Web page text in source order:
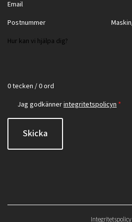
0 tecken / 0 ord
Jag godkännerintegritetspolicyn *
Skicka
Integritetspolicy